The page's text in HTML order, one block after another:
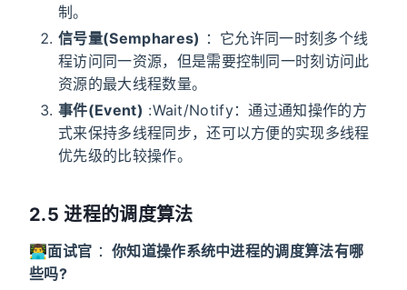
制。
信号量(Semphares) ：它允许同一时刻多个线
程访问同一资源，但是需要控制同一时刻访问此
资源的最大线程数量。
事件(Event) :Wait/Notify：通过通知操作的方
式来保持多线程同步，还可以方便的实现多线程
优先级的比较操作。
2.5 进程的调度算法
👨‍💻面试官 ： 你知道操作系统中进程的调度算法有哪
些吗?